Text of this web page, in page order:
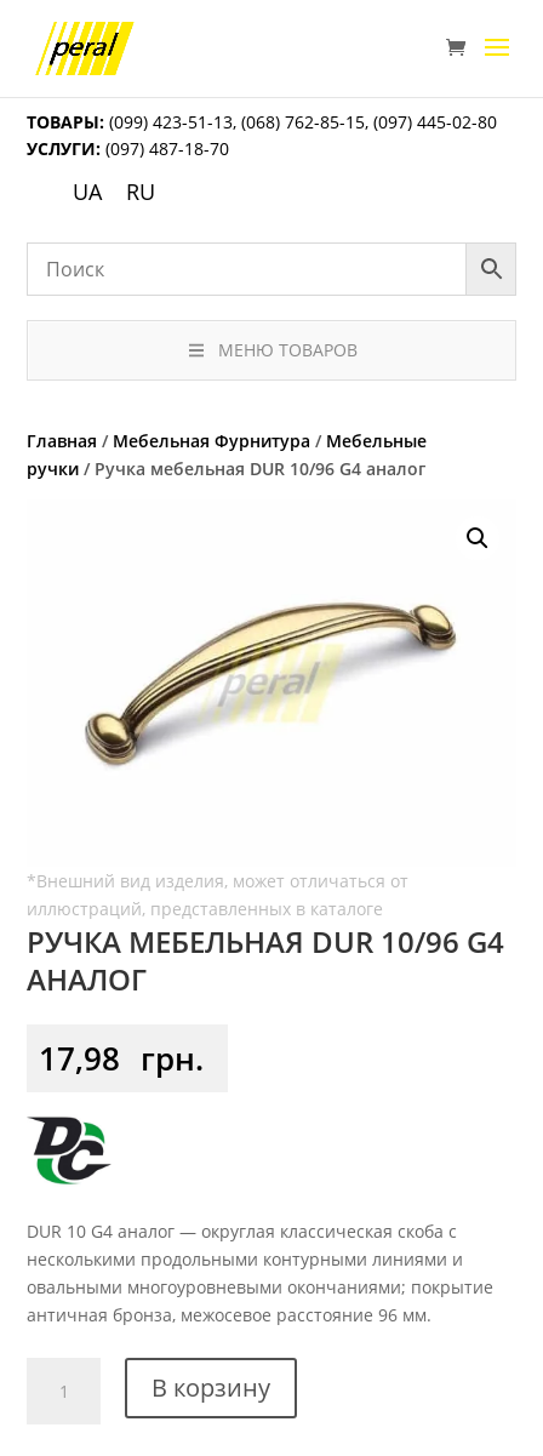
ТОВАРЫ: (099) 423-51-13,(068) 762-85-15,(097) 445-02-80
УСЛУГИ: (097) 487-18-70
UA RU
МЕНЮ ТОВАРОВ
Главная / Мебельная Фурнитура / Мебельные
ручки / Ручка мебельная DUR 10/96 G4 аналог
РУЧКА МЕБЕЛЬНАЯ DUR 10/96 G4
АНАЛОГ
17,98 грн.
DUR 10 G4 аналог — округлая классическая скоба с
несколькими продольными контурными линиями и
овальными многоуровневыми окончаниями; покрытие
античная бронза, межосевое расстояние 96 мм.
товара
В корзину